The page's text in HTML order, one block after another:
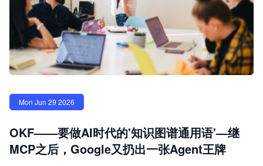
Mon Jun 29 2026
OKF——要做AI时代的'知识图谱通用语'—继
MCP之后，Google又扔出一张Agent王牌